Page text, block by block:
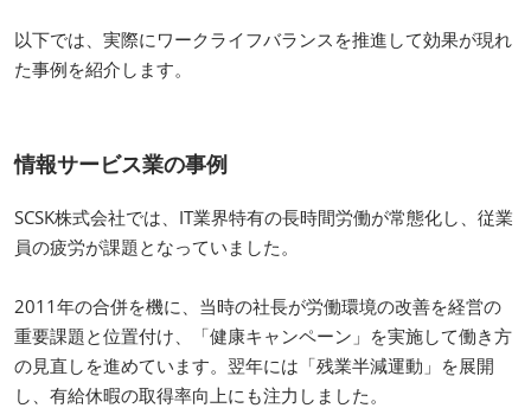
以下では、実際にワークライフバランスを推進して効果が現れ
た事例を紹介します。
情報サービス業の事例
SCSK株式会社では、IT業界特有の長時間労働が常態化し、従業
員の疲労が課題となっていました。
2011年の合併を機に、当時の社長が労働環境の改善を経営の
重要課題と位置付け、「健康キャンペーン」を実施して働き方
の見直しを進めています。翌年には「残業半減運動」を展開
し、有給休暇の取得率向上にも注力しました。